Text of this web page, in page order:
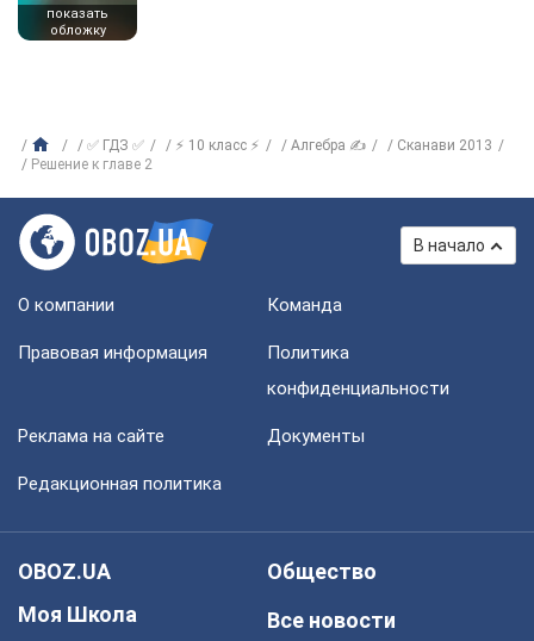
показать
обложку
✅ ГДЗ ✅ ⚡ 10 класс ⚡ Алгебра ✍
Сканави 2013
Решение к главе 2
В начало
О компании Команда
Правовая информация
Политика
конфиденциальности
Реклама на сайте Документы
Редакционная политика
OBOZ.UA
Моя Школа
Общество
Все новости